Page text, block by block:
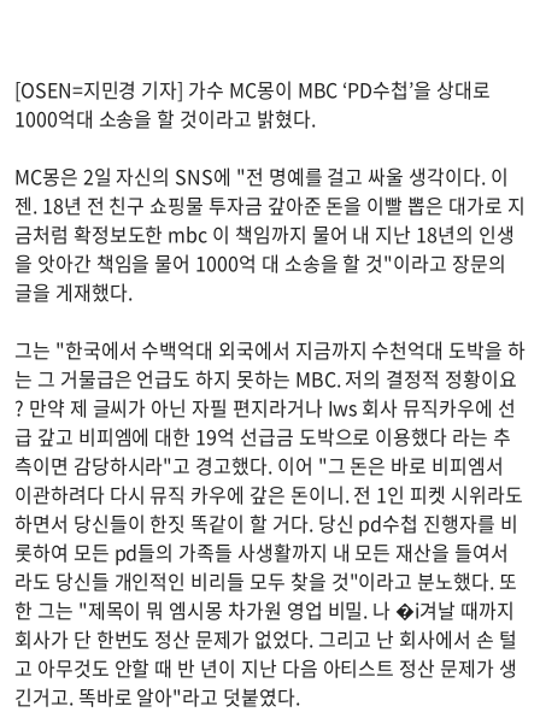
[OSEN=지민경 기자] 가수 MC몽이 MBC ‘PD수첩’을 상대로
1000억대 소송을 할 것이라고 밝혔다.
MC몽은 2일 자신의 SNS에 "전 명예를 걸고 싸울 생각이다. 이
젠. 18년 전 친구 쇼핑물 투자금 갚아준 돈을 이빨 뽑은 대가로 지
금처럼 확정보도한 mbc 이 책임까지 물어 내 지난 18년의 인생
을 앗아간 책임을 물어 1000억 대 소송을 할 것"이라고 장문의
글을 게재했다.
그는 "한국에서 수백억대 외국에서 지금까지 수천억대 도박을 하
는 그 거물급은 언급도 하지 못하는 MBC. 저의 결정적 정황이요
? 만약 제 글씨가 아닌 자필 편지라거나 Iws 회사 뮤직카우에 선
급 갚고 비피엠에 대한 19억 선급금 도박으로 이용했다 라는 추
측이면 감당하시라"고 경고했다. 이어 "그 돈은 바로 비피엠서
이관하려다 다시 뮤직 카우에 갚은 돈이니. 전 1인 피켓 시위라도
하면서 당신들이 한짓 똑같이 할 거다. 당신 pd수첩 진행자를 비
롯하여 모든 pd들의 가족들 사생활까지 내 모든 재산을 들여서
라도 당신들 개인적인 비리들 모두 찾을 것"이라고 분노했다. 또
한 그는 "제목이 뭐 엠시몽 차가원 영업 비밀. 나 �i겨날 때까지
회사가 단 한번도 정산 문제가 없었다. 그리고 난 회사에서 손 털
고 아무것도 안할 때 반 년이 지난 다음 아티스트 정산 문제가 생
긴거고. 똑바로 알아"라고 덧붙였다.